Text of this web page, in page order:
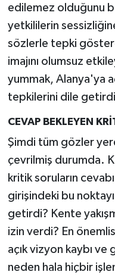
edilemez olduğunu
yetkililerin
sözlerle tepki
imajını olumsuz
yummak, Alanya'ya
tepkilerini dile
CEVAP BEKLEYEN
Şimdi tüm gözler
çevrilmiş durumda.
kritik soruların
girişindeki bu
getirdi? Kente
izin verdi? En
açık vizyon kaybı ve
neden hala hiçbir